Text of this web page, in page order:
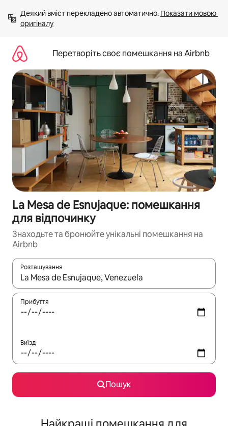
вмісту
Деякий вміст перекладено автоматично. Показати мовою
оригіналу
Перетворіть своє помешкання на Airbnb
La Mesa de Esnujaque: помешкання
для відпочинку
Знаходьте та бронюйте унікальні помешкання на
Airbnb
Розташування
Отримавши результати пошуку, використовуйте для
Прибуття
Виїзд
Пошук